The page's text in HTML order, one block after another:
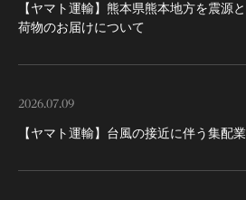
【ヤマト運輸】熊本県熊本地方を震源
荷物のお届けについて
2026.07.09
【ヤマト運輸】台風の接近に伴う集配